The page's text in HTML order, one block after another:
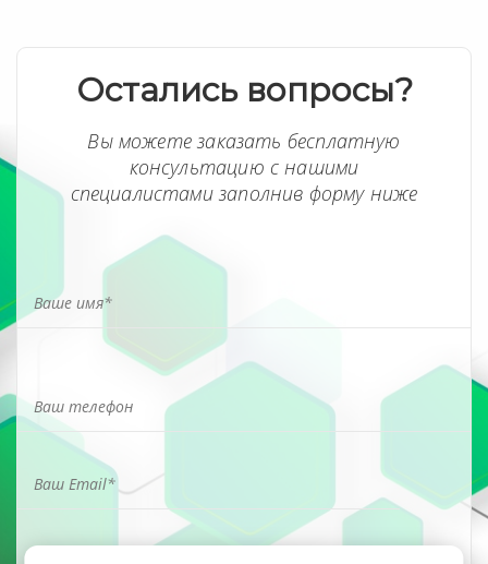
Остались вопросы?
Вы можете заказать бесплатную
консультацию с нашими
специалистами заполнив форму ниже